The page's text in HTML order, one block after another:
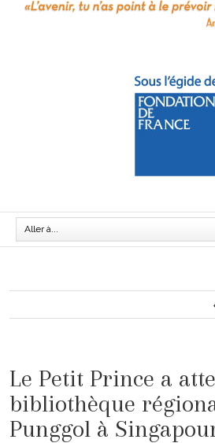
Aller à...
Le Petit Prince a
bibliothèque
Punggol à